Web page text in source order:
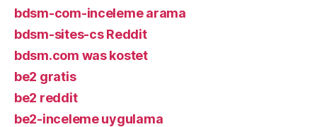
bdsm-com-inceleme arama
bdsm-sites-cs Reddit
bdsm.com was kostet
be2 gratis
be2 reddit
be2-inceleme uygulama